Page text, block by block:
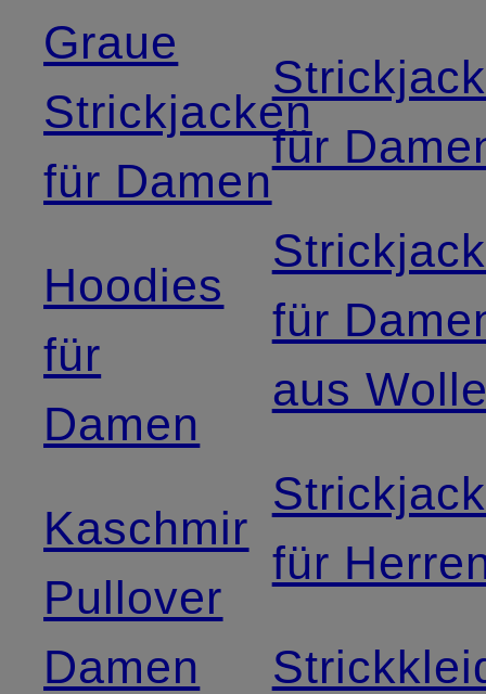
Graue
Strickjacken
für Damen
Hoodies
für
Damen
Kaschmir
Pullover
Damen
für
für
aus
für